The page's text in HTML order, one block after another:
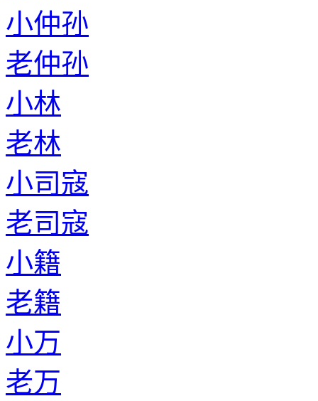
小仲孙
老仲孙
小林
老林
小司寇
老司寇
小籍
老籍
小万
老万